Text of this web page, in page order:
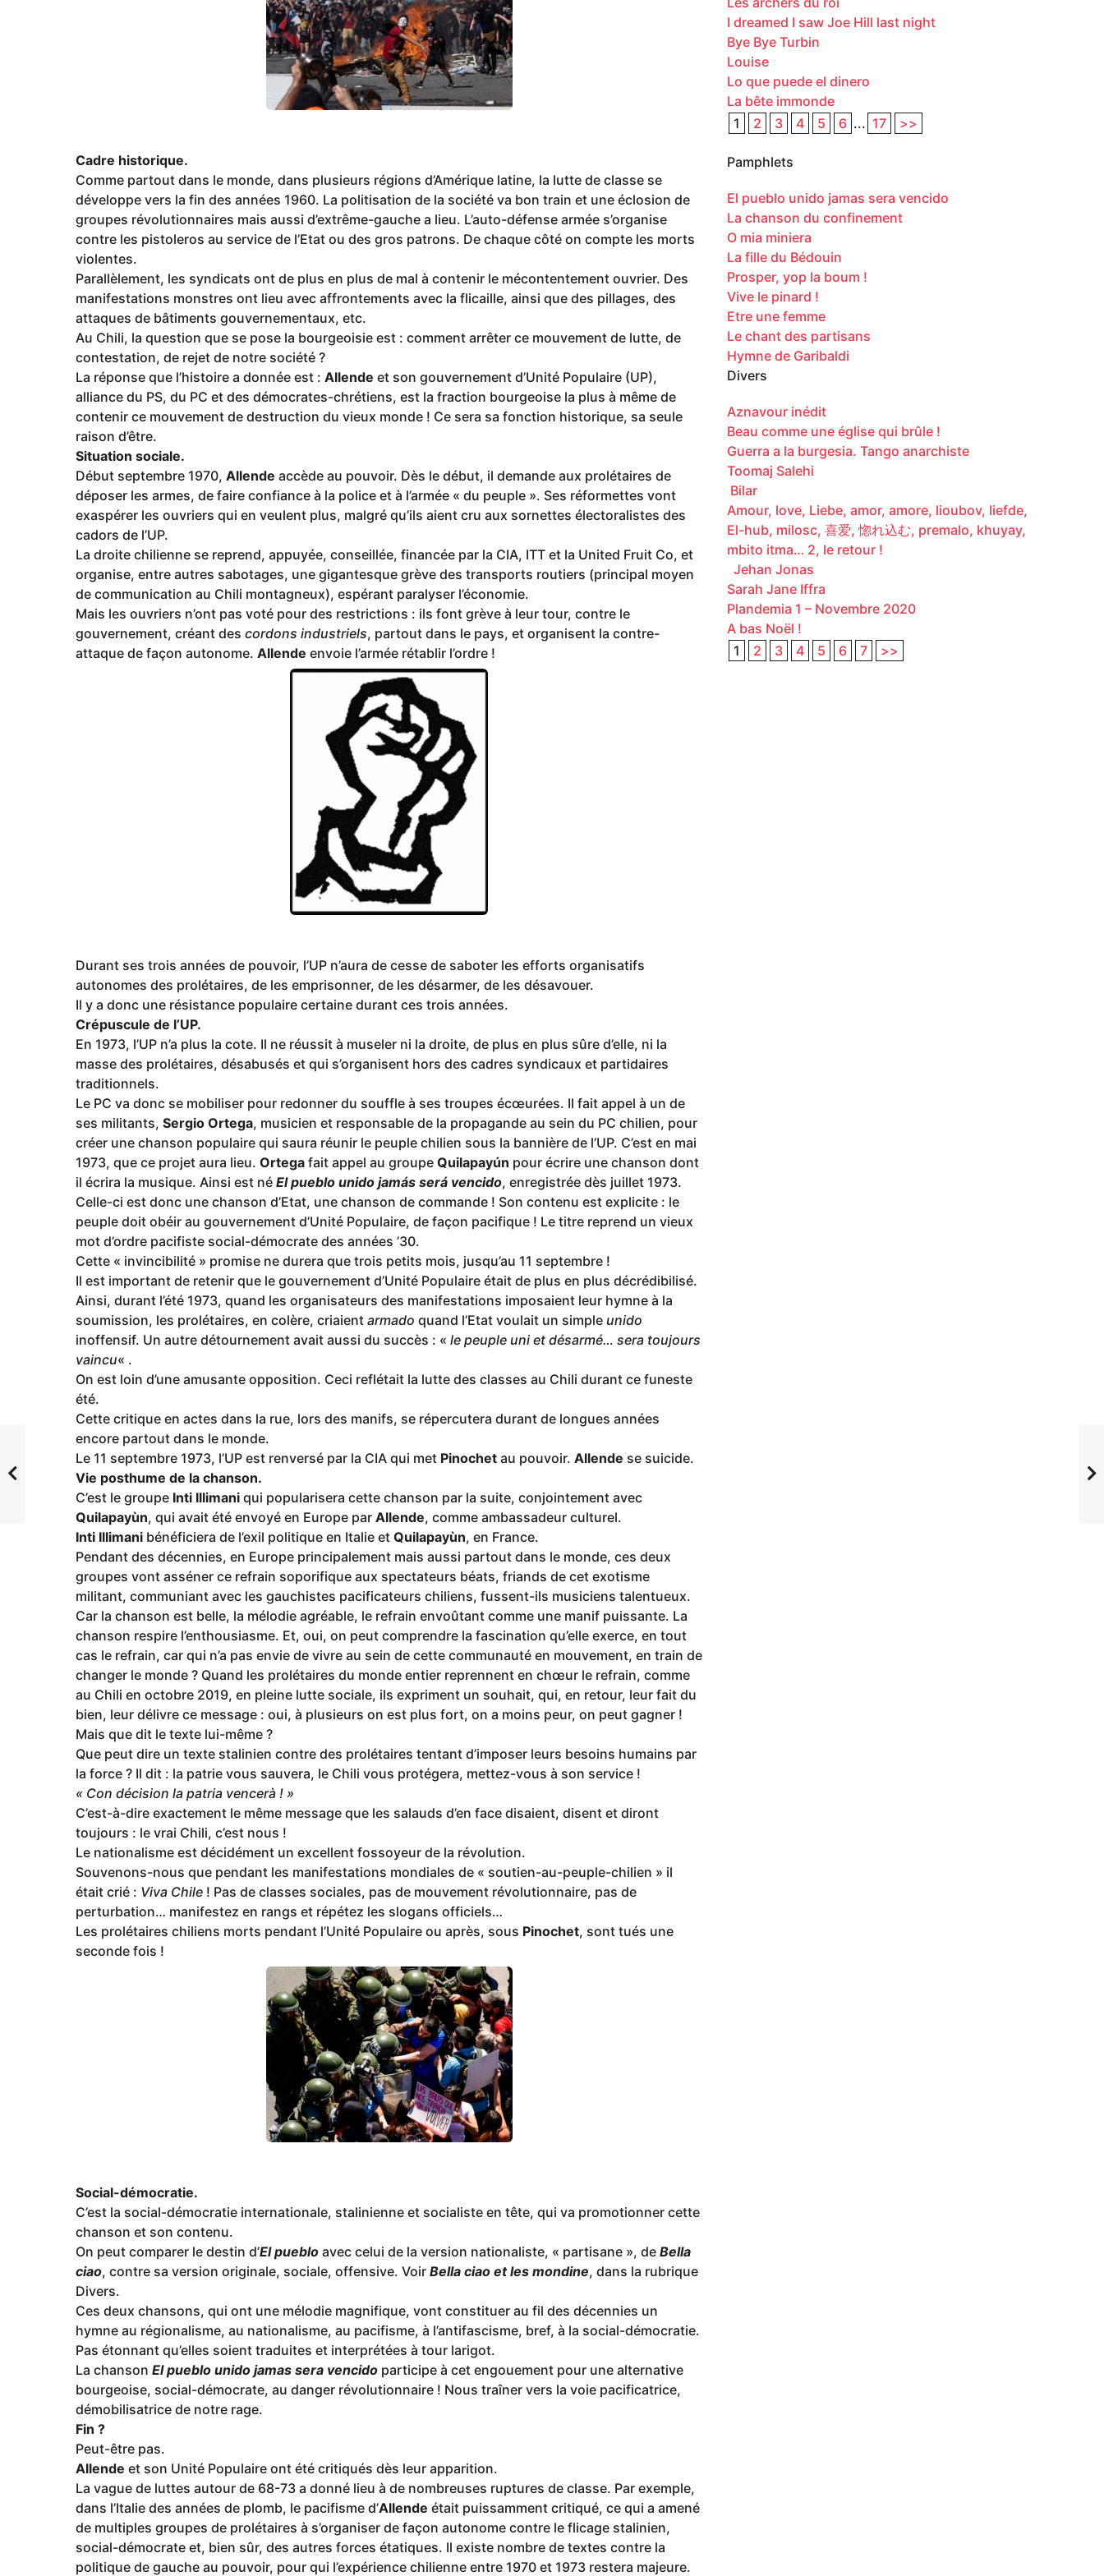
Cadre historique.
Comme partout dans le monde, dans plusieurs régions d’Amérique latine, la lutte de classe se
développe vers la fin des années 1960. La politisation de la société va bon train et une éclosion de
groupes révolutionnaires mais aussi d’extrême-gauche a lieu. L’auto-défense armée s’organise
contre les pistoleros au service de l’Etat ou des gros patrons. De chaque côté on compte les morts
violentes.
Parallèlement, les syndicats ont de plus en plus de mal à contenir le mécontentement ouvrier. Des
manifestations monstres ont lieu avec affrontements avec la flicaille, ainsi que des pillages, des
attaques de bâtiments gouvernementaux, etc.
Au Chili, la question que se pose la bourgeoisie est : comment arrêter ce mouvement de lutte, de
contestation, de rejet de notre société ?
La réponse que l’histoire a donnée est : Allende et son gouvernement d’Unité Populaire (UP),
alliance du PS, du PC et des démocrates-chrétiens, est la fraction bourgeoise la plus à même de
contenir ce mouvement de destruction du vieux monde ! Ce sera sa fonction historique, sa seule
raison d’être.
Situation sociale.
Début septembre 1970, Allende accède au pouvoir. Dès le début, il demande aux prolétaires de
déposer les armes, de faire confiance à la police et à l’armée « du peuple ». Ses réformettes vont
exaspérer les ouvriers qui en veulent plus, malgré qu’ils aient cru aux sornettes électoralistes des
cadors de l’UP.
La droite chilienne se reprend, appuyée, conseillée, financée par la CIA, ITT et la United Fruit Co, et
organise, entre autres sabotages, une gigantesque grève des transports routiers (principal moyen
de communication au Chili montagneux), espérant paralyser l’économie.
Mais les ouvriers n’ont pas voté pour des restrictions : ils font grève à leur tour, contre le
gouvernement, créant des cordons industriels, partout dans le pays, et organisent la contre-
attaque de façon autonome. Allende envoie l’armée rétablir l’ordre !
Durant ses trois années de pouvoir, l’UP n’aura de cesse de saboter les efforts organisatifs
autonomes des prolétaires, de les emprisonner, de les désarmer, de les désavouer.
Il y a donc une résistance populaire certaine durant ces trois années.
Crépuscule de l’UP.
En 1973, l’UP n’a plus la cote. Il ne réussit à museler ni la droite, de plus en plus sûre d’elle, ni la
masse des prolétaires, désabusés et qui s’organisent hors des cadres syndicaux et partidaires
traditionnels.
Le PC va donc se mobiliser pour redonner du souffle à ses troupes écœurées. Il fait appel à un de
ses militants, Sergio Ortega, musicien et responsable de la propagande au sein du PC chilien, pour
créer une chanson populaire qui saura réunir le peuple chilien sous la bannière de l’UP. C’est en mai
1973, que ce projet aura lieu. Ortega fait appel au groupe Quilapayún pour écrire une chanson dont
il écrira la musique. Ainsi est né El pueblo unido jamás será vencido, enregistrée dès juillet 1973.
Celle-ci est donc une chanson d’Etat, une chanson de commande ! Son contenu est explicite : le
peuple doit obéir au gouvernement d’Unité Populaire, de façon pacifique ! Le titre reprend un vieux
mot d’ordre pacifiste social-démocrate des années ’30.
Cette « invincibilité » promise ne durera que trois petits mois, jusqu’au 11 septembre !
Il est important de retenir que le gouvernement d’Unité Populaire était de plus en plus décrédibilisé.
Ainsi, durant l’été 1973, quand les organisateurs des manifestations imposaient leur hymne à la
soumission, les prolétaires, en colère, criaient armado quand l’Etat voulait un simple unido
inoffensif. Un autre détournement avait aussi du succès : « le peuple uni et désarmé… sera toujours
vaincu« .
On est loin d’une amusante opposition. Ceci reflétait la lutte des classes au Chili durant ce funeste
été.
Cette critique en actes dans la rue, lors des manifs, se répercutera durant de longues années
encore partout dans le monde.
Le 11 septembre 1973, l’UP est renversé par la CIA qui met Pinochet au pouvoir. Allende se suicide.
Vie posthume de la chanson.
C’est le groupe Inti Illimani qui popularisera cette chanson par la suite, conjointement avec
Quilapayùn, qui avait été envoyé en Europe par Allende, comme ambassadeur culturel.
Inti Illimani bénéficiera de l’exil politique en Italie et Quilapayùn, en France.
Pendant des décennies, en Europe principalement mais aussi partout dans le monde, ces deux
groupes vont asséner ce refrain soporifique aux spectateurs béats, friands de cet exotisme
militant, communiant avec les gauchistes pacificateurs chiliens, fussent-ils musiciens talentueux.
Car la chanson est belle, la mélodie agréable, le refrain envoûtant comme une manif puissante. La
chanson respire l’enthousiasme. Et, oui, on peut comprendre la fascination qu’elle exerce, en tout
cas le refrain, car qui n’a pas envie de vivre au sein de cette communauté en mouvement, en train de
changer le monde ? Quand les prolétaires du monde entier reprennent en chœur le refrain, comme
au Chili en octobre 2019, en pleine lutte sociale, ils expriment un souhait, qui, en retour, leur fait du
bien, leur délivre ce message : oui, à plusieurs on est plus fort, on a moins peur, on peut gagner !
Mais que dit le texte lui-même ?
Que peut dire un texte stalinien contre des prolétaires tentant d’imposer leurs besoins humains par
la force ? Il dit : la patrie vous sauvera, le Chili vous protégera, mettez-vous à son service !
« Con décision la patria vencerà ! »
C’est-à-dire exactement le même message que les salauds d’en face disaient, disent et diront
toujours : le vrai Chili, c’est nous !
Le nationalisme est décidément un excellent fossoyeur de la révolution.
Souvenons-nous que pendant les manifestations mondiales de « soutien-au-peuple-chilien » il
était crié : Viva Chile ! Pas de classes sociales, pas de mouvement révolutionnaire, pas de
perturbation… manifestez en rangs et répétez les slogans officiels…
Les prolétaires chiliens morts pendant l’Unité Populaire ou après, sous Pinochet, sont tués une
seconde fois !
Social-démocratie.
C’est la social-démocratie internationale, stalinienne et socialiste en tête, qui va promotionner cette
chanson et son contenu.
On peut comparer le destin d’El pueblo avec celui de la version nationaliste, « partisane », de Bella
ciao, contre sa version originale, sociale, offensive. Voir Bella ciao et les mondine, dans la rubrique
Divers.
Ces deux chansons, qui ont une mélodie magnifique, vont constituer au fil des décennies un
hymne au régionalisme, au nationalisme, au pacifisme, à l’antifascisme, bref, à la social-démocratie.
Pas étonnant qu’elles soient traduites et interprétées à tour larigot.
La chanson El pueblo unido jamas sera vencido participe à cet engouement pour une alternative
bourgeoise, social-démocrate, au danger révolutionnaire ! Nous traîner vers la voie pacificatrice,
démobilisatrice de notre rage.
Fin ?
Peut-être pas.
Allende et son Unité Populaire ont été critiqués dès leur apparition.
La vague de luttes autour de 68-73 a donné lieu à de nombreuses ruptures de classe. Par exemple,
dans l’Italie des années de plomb, le pacifisme d’Allende était puissamment critiqué, ce qui a amené
de multiples groupes de prolétaires à s’organiser de façon autonome contre le flicage stalinien,
social-démocrate et, bien sûr, des autres forces étatiques. Il existe nombre de textes contre la
politique de gauche au pouvoir, pour qui l’expérience chilienne entre 1970 et 1973 restera majeure.
I dreamed I saw Joe Hill last night
Bye Bye Turbin
Louise
Lo que puede el dinero
La bête immonde
1
2 3 4 5 6 ... 17 >>
Pamphlets
El pueblo unido jamas sera vencido
La chanson du confinement
O mia miniera
La fille du Bédouin
Prosper, yop la boum !
Vive le pinard !
Etre une femme
Le chant des partisans
Hymne de Garibaldi
Divers
Aznavour inédit
Beau comme une église qui brûle !
Guerra a la burgesia. Tango anarchiste
Toomaj Salehi
Bilar
Amour, love, Liebe, amor, amore, lioubov, liefde,
El-hub, milosc, 喜爱, 惚れ込む, premalo, khuyay,
mbito itma… 2, le retour !
Jehan Jonas
Sarah Jane Iffra
Plandemia 1 – Novembre 2020
A bas Noël !
1
2 3 4 5 6 7 >>